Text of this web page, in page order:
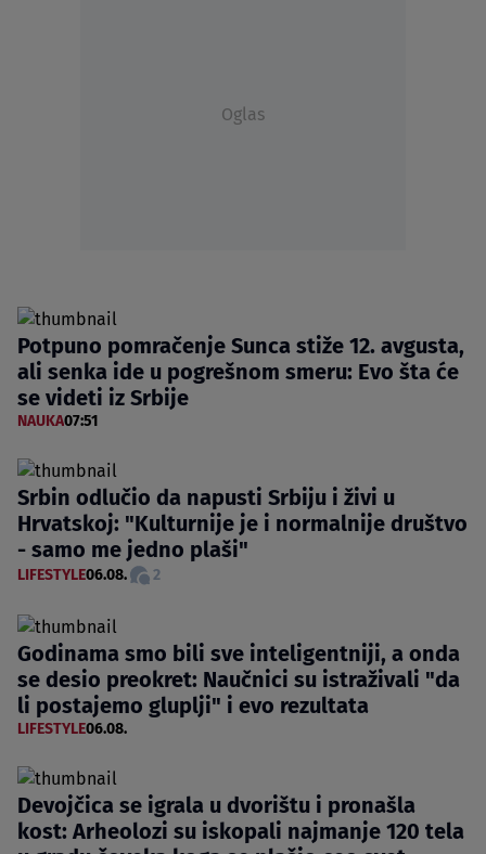
Oglas
Potpuno pomračenje Sunca stiže 12. avgusta,
ali senka ide u pogrešnom smeru: Evo šta će
se videti iz Srbije
NAUKA07:51
Srbin odlučio da napusti Srbiju i živi u
Hrvatskoj: "Kulturnije je i normalnije društvo
- samo me jedno plaši"
LIFESTYLE06.08. 2
Godinama smo bili sve inteligentniji, a onda
se desio preokret: Naučnici su istraživali "da
li postajemo gluplji" i evo rezultata
LIFESTYLE06.08.
Devojčica se igrala u dvorištu i pronašla
kost: Arheolozi su iskopali najmanje 120 tela